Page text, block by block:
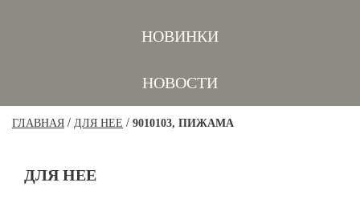
НОВИНКИ
НОВОСТИ
ГЛАВНАЯ / ДЛЯ НЕЕ / 9010103, ПИЖАМА
ДЛЯ НЕЕ